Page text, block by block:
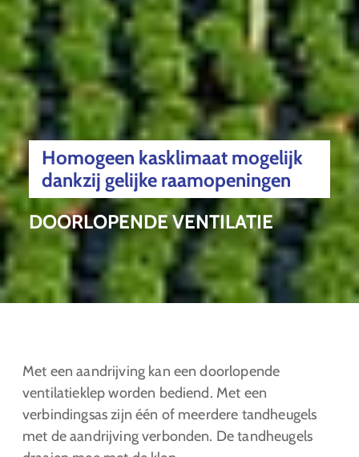
DOORLOPENDE VENTILATIE
Homogeen kasklimaat mogelijk
dankzij gelijke raamopeningen
Met een aandrijving kan een doorlopende
ventilatieklep worden bediend. Met een
verbindingsas zijn één of meerdere tandheugels
met de aandrijving verbonden. De tandheugels